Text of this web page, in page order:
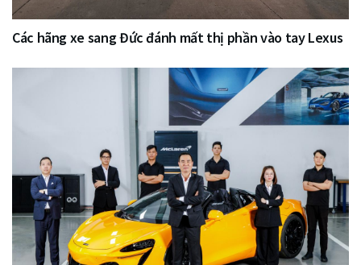
Các hãng xe sang Đức đánh mất thị phần vào tay Lexus